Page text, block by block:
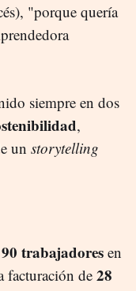
"porque quería
siempre en dos
,
un storytelling
90 trabajadores en
facturación de28